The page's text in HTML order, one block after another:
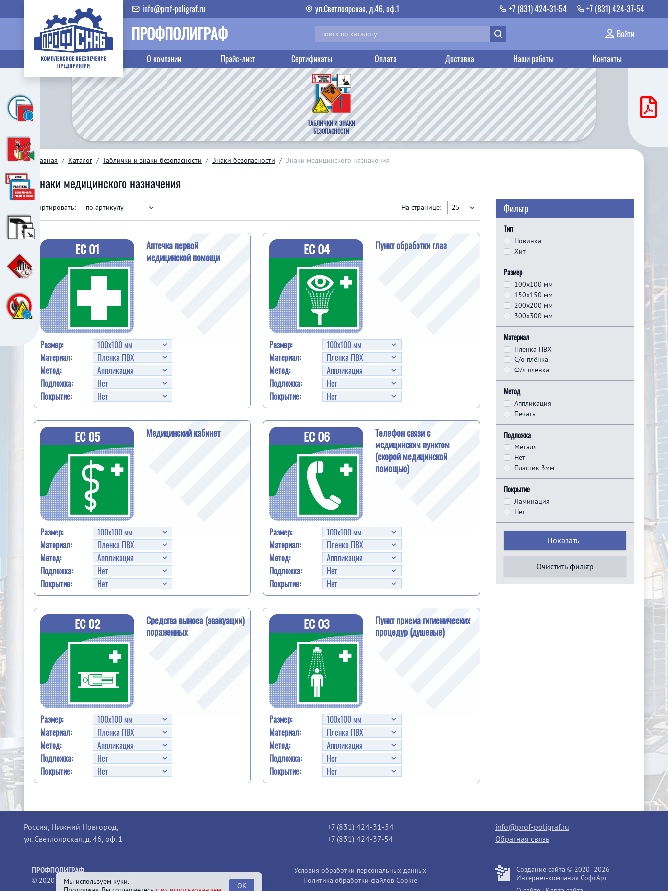
info@prof-poligraf.ru ул.Светлоярская, д.46, оф.1 +7 (831) 424-31-54 +7 (831) 424-37-54
ПРОФПОЛИГРАФ Войти
О компании Прайс-лист Сертификаты Оплата Доставка Наши работы Контакты
ТАБЛИЧКИ И ЗНАКИ
БЕЗОПАСНОСТИ
Главная / Каталог / Таблички и знаки безопасности / Знаки безопасности / Знаки медицинского назначения
Знаки медицинского назначения
Сортировать: На странице:
EC 01
Аптечка первой
медицинской помощи
Размер:
Материал:
Метод:
Подложка:
Покрытие:
EC 04 Пункт обработки глаз
Размер:
Материал:
Метод:
Подложка:
Покрытие:
EC 05 Медицинский кабинет
Размер:
Материал:
Метод:
Подложка:
Покрытие:
EC 06
Телефон связи с
медицинским пунктом
(скорой медицинской
помощью)
Размер:
Материал:
Метод:
Подложка:
Покрытие:
EС 02
Средства выноса (эвакуации)
пораженных
Размер:
Материал:
Метод:
Подложка:
Покрытие:
EС 03
Пункт приема гигиенических
процедур (душевые)
Размер:
Материал:
Метод:
Подложка:
Покрытие:
Фильтр
Тип
Новинка
Хит
Размер
100x100 мм
150x150 мм
200x200 мм
300x300 мм
Материал
Пленка ПВХ
С/о плёнка
Ф/л пленка
Метод
Аппликация
Печать
Подложка
Металл
Нет
Пластик 3мм
Покрытие
Ламинация
Нет
Показать
Очистить фильтр
Россия, Нижний Новгород,
ул. Светлоярская, д. 46, оф. 1
+7 (831) 424-31-54
+7 (831) 424-37-54
info@prof-poligraf.ru
Обратная связь
ПРОФПОЛИГРАФ
© 2020–2026 ООО «ПРОФСНАБ»
Условия обработки персональных данных
Политика обработки файлов Cookie
Создание сайта © 2020–2026
Интернет-компания СофтАрт
Мы используем куки.
OK